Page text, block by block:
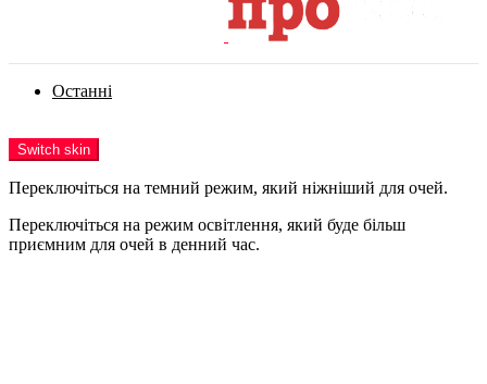
Останні
Switch skin
Переключіться на темний режим, який ніжніший для очей.
Переключіться на режим освітлення, який буде більш
приємним для очей в денний час.